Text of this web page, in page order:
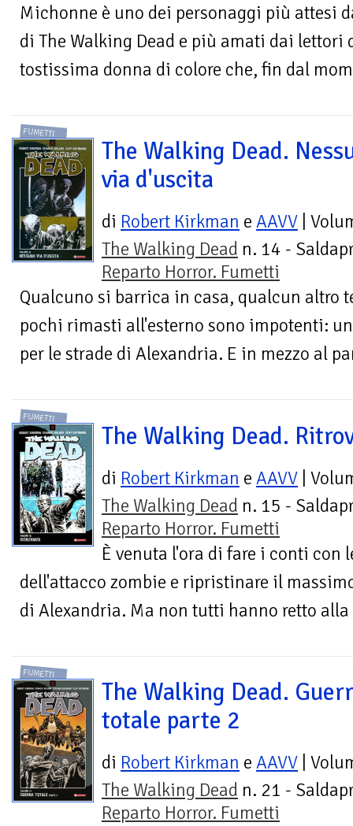
Michonne è uno dei personaggi più attesi
di The Walking Dead e più amati dai lettori
tostissima donna di colore che, fin dal
FUMETTI
The Walking Dead.
via d'uscita
di Robert Kirkman e AAVV |
The Walking Dead n. 14 -
Reparto Horror. Fumetti
Qualcuno si barrica in casa, qualcun altro
pochi rimasti all'esterno sono impotenti:
per le strade di Alexandria. E in mezzo al
FUMETTI
The Walking Dead.
di Robert Kirkman e AAVV |
The Walking Dead n. 15 -
Reparto Horror. Fumetti
È venuta l'ora di fare i conti con
dell'attacco zombie e ripristinare il
di Alexandria. Ma non tutti hanno retto alla
FUMETTI
The Walking Dead.
totale parte 2
di Robert Kirkman e AAVV |
The Walking Dead n. 21 -
Reparto Horror. Fumetti